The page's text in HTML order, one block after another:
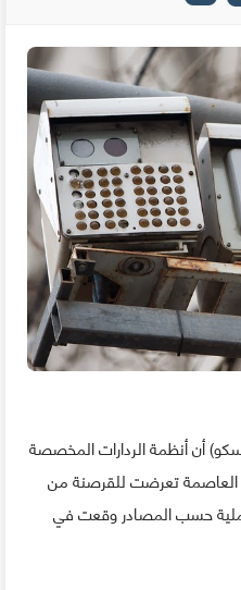
أن أنظمة الردارات المخصصة
العاصمة تعرضت للقرصنة من
حسب المصادر وقعت في